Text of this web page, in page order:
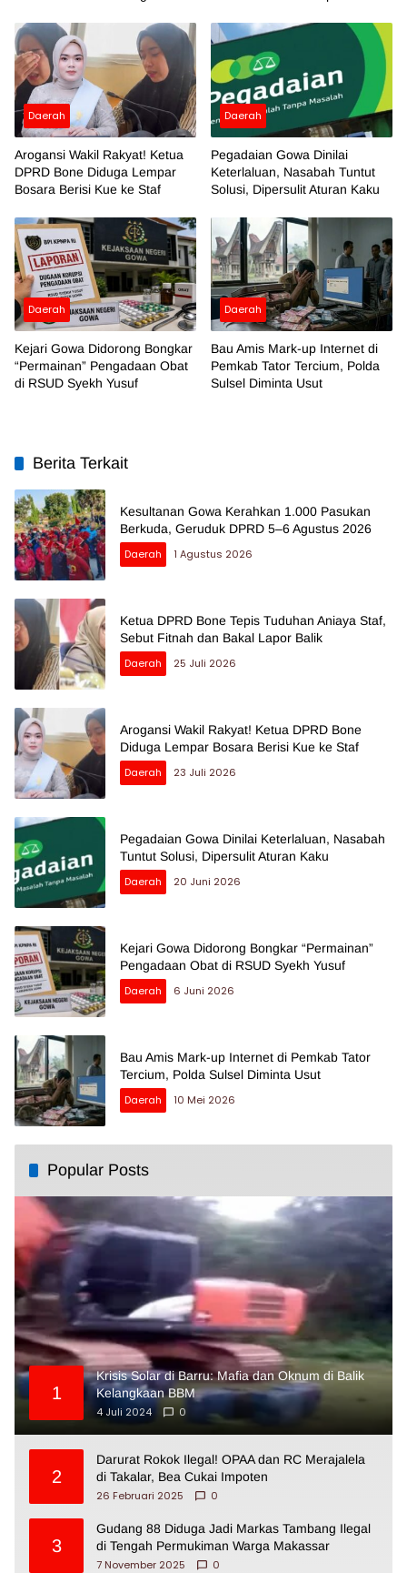
Daerah
Arogansi Wakil Rakyat! Ketua
DPRD Bone Diduga Lempar
Bosara Berisi Kue ke Staf
Daerah
Pegadaian Gowa Dinilai
Keterlaluan, Nasabah Tuntut
Solusi, Dipersulit Aturan Kaku
Daerah
Kejari Gowa Didorong Bongkar
“Permainan” Pengadaan Obat
di RSUD Syekh Yusuf
Daerah
Bau Amis Mark-up Internet di
Pemkab Tator Tercium, Polda
Sulsel Diminta Usut
Berita Terkait
Kesultanan Gowa Kerahkan 1.000 Pasukan
Berkuda, Geruduk DPRD 5–6 Agustus 2026
Daerah
1 Agustus 2026
Ketua DPRD Bone Tepis Tuduhan Aniaya Staf,
Sebut Fitnah dan Bakal Lapor Balik
Daerah
25 Juli 2026
Arogansi Wakil Rakyat! Ketua DPRD Bone
Diduga Lempar Bosara Berisi Kue ke Staf
Daerah
23 Juli 2026
Pegadaian Gowa Dinilai Keterlaluan, Nasabah
Tuntut Solusi, Dipersulit Aturan Kaku
Daerah
20 Juni 2026
Kejari Gowa Didorong Bongkar “Permainan”
Pengadaan Obat di RSUD Syekh Yusuf
Daerah
6 Juni 2026
Bau Amis Mark-up Internet di Pemkab Tator
Tercium, Polda Sulsel Diminta Usut
Daerah
10 Mei 2026
Popular Posts
1
Krisis Solar di Barru: Mafia dan Oknum di Balik
Kelangkaan BBM
4 Juli 2024
0
2
Darurat Rokok Ilegal! OPAA dan RC Merajalela
di Takalar, Bea Cukai Impoten
26 Februari 2025
0
3
Gudang 88 Diduga Jadi Markas Tambang Ilegal
di Tengah Permukiman Warga Makassar
7 November 2025
0